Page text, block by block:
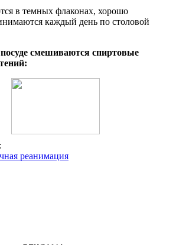
в темных флаконах, хорошо
каждый день по столовой
смешиваются спиртовые
реанимация